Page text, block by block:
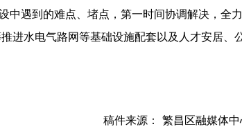
中遇到的难点、堵点，第一时间协调解决，全力
进水电气路网等基础设施配套以及人才安居、
稿件来源： 繁昌区融媒体